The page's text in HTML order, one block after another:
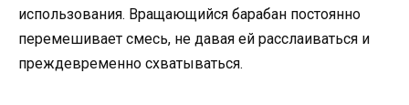
использования. Вращающийся барабан постоянно
перемешивает смесь, не давая ей расслаиваться и
преждевременно схватываться.